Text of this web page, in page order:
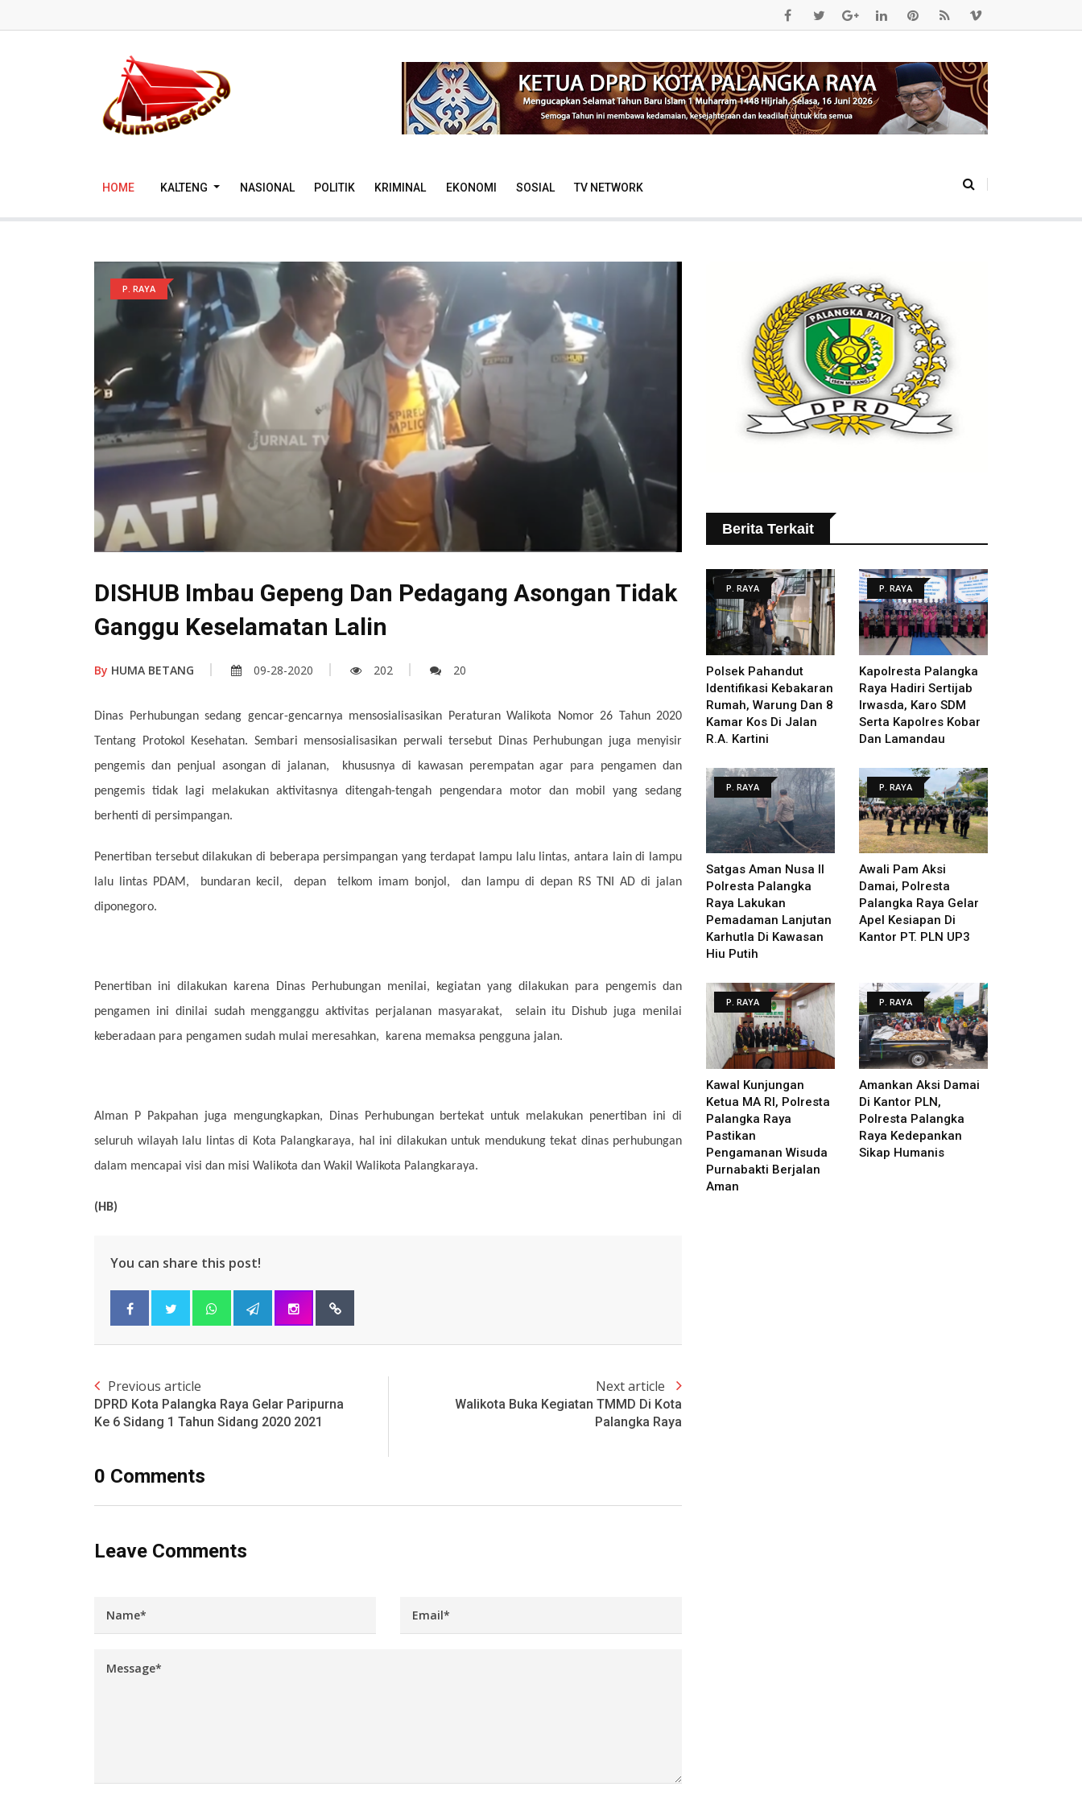
HOME KALTENG NASIONAL POLITIK KRIMINAL EKONOMI SOSIAL TV NETWORK
P. RAYA
DISHUB Imbau Gepeng Dan Pedagang Asongan Tidak
Ganggu Keselamatan Lalin
By HUMA BETANG 09-28-2020 202 20
Dinas Perhubungan sedang gencar-gencarnya mensosialisasikan Peraturan Walikota Nomor 26 Tahun 2020
Tentang Protokol Kesehatan. Sembari mensosialisasikan perwali tersebut Dinas Perhubungan juga menyisir
pengemis dan penjual asongan di jalanan, khususnya di kawasan perempatan agar para pengamen dan
pengemis tidak lagi melakukan aktivitasnya ditengah-tengah pengendara motor dan mobil yang sedang
berhenti di persimpangan.
Penertiban tersebut dilakukan di beberapa persimpangan yang terdapat lampu lalu lintas, antara lain di lampu
lalu lintas PDAM, bundaran kecil, depan telkom imam bonjol, dan lampu di depan RS TNI AD di jalan
diponegoro.
Penertiban ini dilakukan karena Dinas Perhubungan menilai, kegiatan yang dilakukan para pengemis dan
pengamen ini dinilai sudah mengganggu aktivitas perjalanan masyarakat, selain itu Dishub juga menilai
keberadaan para pengamen sudah mulai meresahkan, karena memaksa pengguna jalan.
Alman P Pakpahan juga mengungkapkan, Dinas Perhubungan bertekat untuk melakukan penertiban ini di
seluruh wilayah lalu lintas di Kota Palangkaraya, hal ini dilakukan untuk mendukung tekat dinas perhubungan
dalam mencapai visi dan misi Walikota dan Wakil Walikota Palangkaraya.
(HB)
You can share this post!
Previous article
DPRD Kota Palangka Raya Gelar Paripurna
Ke 6 Sidang 1 Tahun Sidang 2020 2021
Next article
Walikota Buka Kegiatan TMMD Di Kota
Palangka Raya
0 Comments
Leave Comments
Berita Terkait
P. RAYA
Polsek Pahandut
Identifikasi Kebakaran
Rumah, Warung Dan 8
Kamar Kos Di Jalan
R.A. Kartini
P. RAYA
Kapolresta Palangka
Raya Hadiri Sertijab
Irwasda, Karo SDM
Serta Kapolres Kobar
Dan Lamandau
P. RAYA
Satgas Aman Nusa II
Polresta Palangka
Raya Lakukan
Pemadaman Lanjutan
Karhutla Di Kawasan
Hiu Putih
P. RAYA
Awali Pam Aksi
Damai, Polresta
Palangka Raya Gelar
Apel Kesiapan Di
Kantor PT. PLN UP3
P. RAYA
Kawal Kunjungan
Ketua MA RI, Polresta
Palangka Raya
Pastikan
Pengamanan Wisuda
Purnabakti Berjalan
Aman
P. RAYA
Amankan Aksi Damai
Di Kantor PLN,
Polresta Palangka
Raya Kedepankan
Sikap Humanis